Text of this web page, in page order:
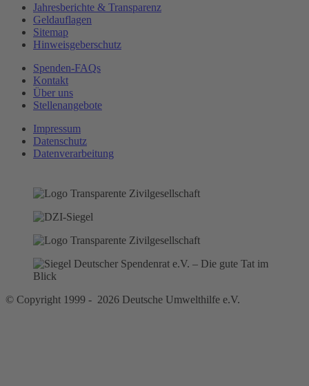
Jahresberichte & Transparenz
Geldauflagen
Sitemap
Hinweisgeberschutz
Spenden-FAQs
Kontakt
Über uns
Stellenangebote
Impressum
Datenschutz
Datenverarbeitung
© Copyright 1999 - 2026 Deutsche Umwelthilfe e.V.